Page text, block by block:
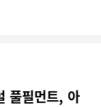
풀필먼트, 아